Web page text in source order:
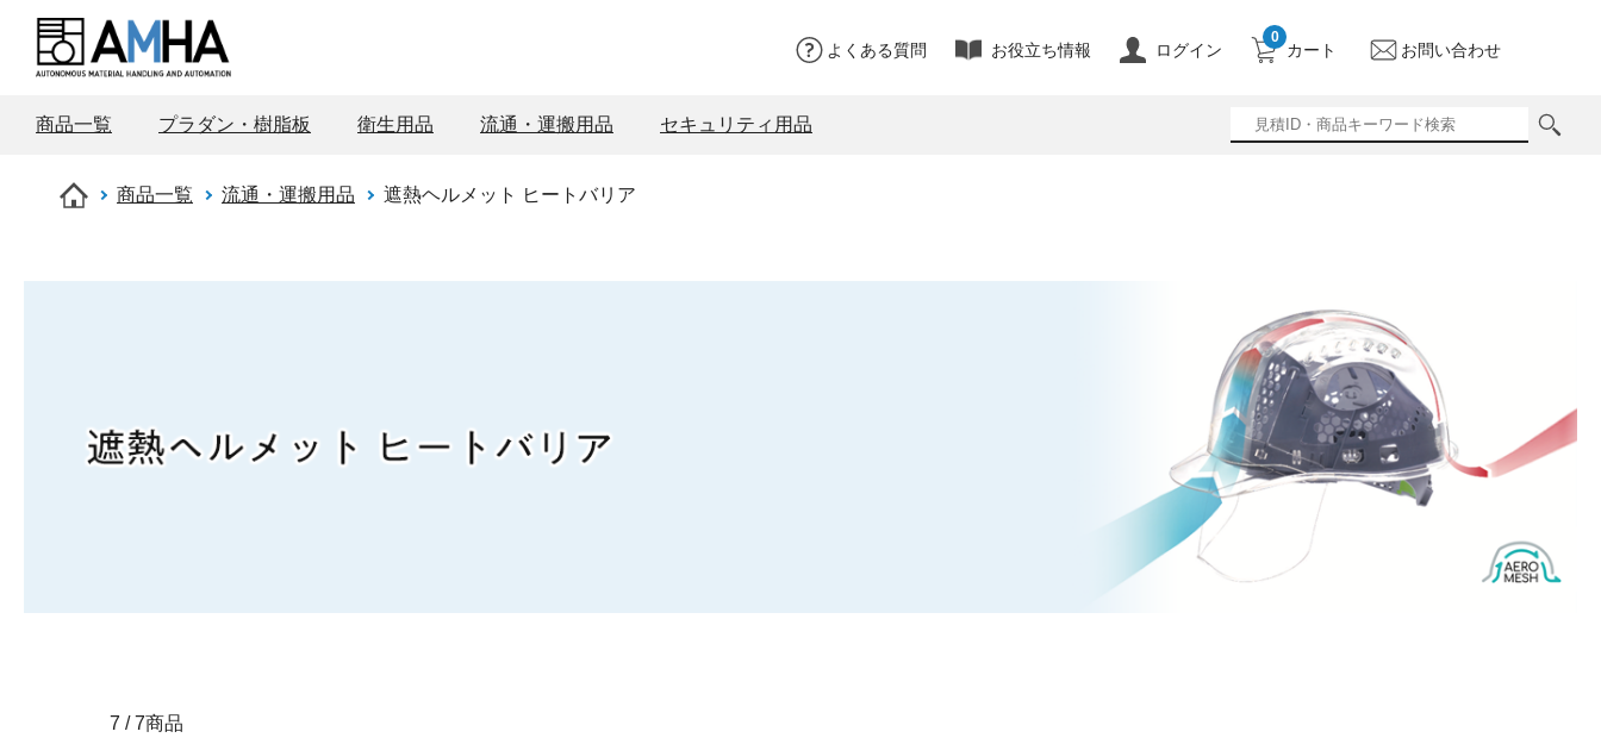
よくある質問 お役立ち情報 ログイン カート
0
お問い合わせ
商品一覧 プラダン・樹脂板 衛生用品 流通・運搬用品 セキュリティ用品
商品一覧 流通・運搬用品 遮熱ヘルメット ヒートバリア
7 / 7商品